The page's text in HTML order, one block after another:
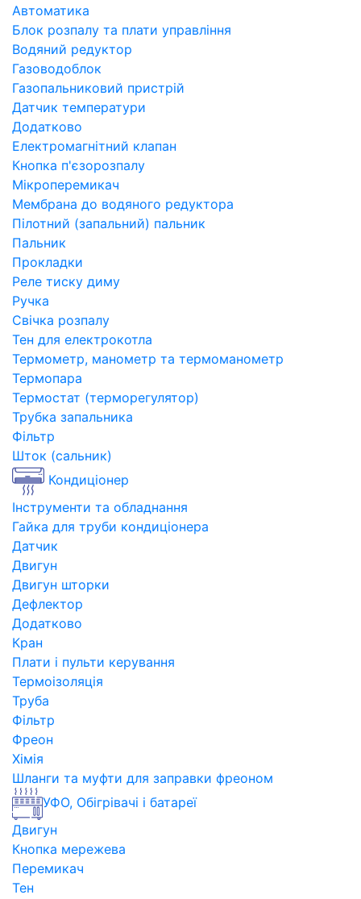
Автоматика
Блок розпалу та плати управління
Водяний редуктор
Газоводоблок
Газопальниковий пристрій
Датчик температури
Додатково
Електромагнітний клапан
Кнопка п'єзорозпалу
Мікроперемикач
Мембрана до водяного редуктора
Пілотний (запальний) пальник
Пальник
Прокладки
Реле тиску диму
Ручка
Свічка розпалу
Тен для електрокотла
Термометр, манометр та термоманометр
Термопара
Термостат (терморегулятор)
Трубка запальника
Фільтр
Шток (сальник)
Кондиціонер
Інструменти та обладнання
Гайка для труби кондиціонера
Датчик
Двигун
Двигун шторки
Дефлектор
Додатково
Кран
Плати і пульти керування
Термоізоляція
Труба
Фільтр
Фреон
Хімія
Шланги та муфти для заправки фреоном
УФО, Обігрівачі і батареї
Двигун
Кнопка мережева
Перемикач
Тен